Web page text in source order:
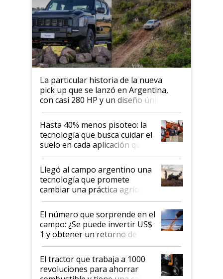
La particular historia de la nueva
pick up que se lanzó en Argentina,
con casi 280 HP y un diseño único: a
cuánto se vende
Hasta 40% menos pisoteo: la
tecnología que busca cuidar el
suelo en cada aplicación que
llevó Jacto al Congreso
Aapresid 2026
Llegó al campo argentino una
tecnología que promete
cambiar una práctica agrícola
clave: ¿Y si analizar el suelo
fuera tan simple como apretar
un botón?
El número que sorprende en el
campo: ¿Se puede invertir US$
1 y obtener un retorno de
hasta US$ 10 en agricultura?
El tractor que trabaja a 1000
revoluciones para ahorrar